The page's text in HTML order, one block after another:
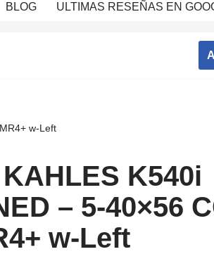
BLOG ULTIMAS RESEÑAS EN
w-Left
K540i
– 5-40×56
w-Left